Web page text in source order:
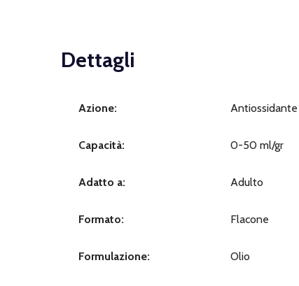
Dettagli
Azione: Antiossidante
Capacità: 0-50 ml/gr
Adatto a: Adulto
Formato: Flacone
Formulazione: Olio